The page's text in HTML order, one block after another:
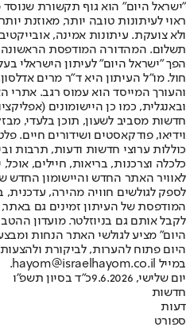
"ישראל היום" הוא גוף תקשורת
ראוי לעיתונות טובה יותר, מאוזנת
ולא צועקת. עיתונות אמינה,
הפך "ישראל היום" לעיתון הישראלי
חול. מו"ל העיתון היא ד"ר מרים
והעורך המייסד הוא עמוס רגב. אתרי
חדשות מסביב לשעון, תוכן בלעדי,
וידיאו, פודקאסטים ושידורים חיים.
כוללות ערוצי חדשות ודעות, תרבות
לאוויר האתר החדש והיישומון החדש
לספק לגולשים חוויה מהירה,
המודפסת של העיתון זמינים גם
לקבל אותם גם בניוזלטר. מועדון
היום" מציע לגולשי האתר הנחות
היום פתוח להערות, לביקורת
במייל hayom@israelhayom.co.il.
יום שלישי, 9.6.2026
כ"ד בסיון תשפ"ו
חדשות
דעות
ספורט